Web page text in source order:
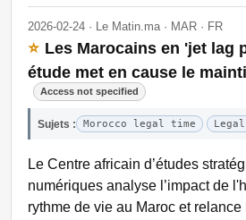
2026-02-24 · Le Matin.ma · MAR · FR
⭐ Les Marocains en 'jet lag
étude met en cause le
Access not specified
Sujets : Morocco legal time
Le Centre africain d’études
numériques analyse l’impact de
rythme de vie au Maroc et